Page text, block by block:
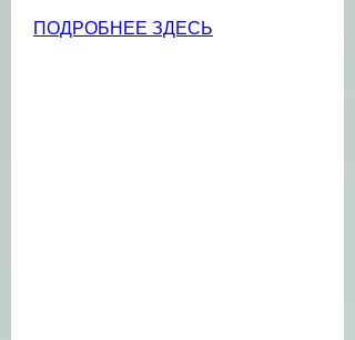
ПОДРОБНЕЕ ЗДЕСЬ